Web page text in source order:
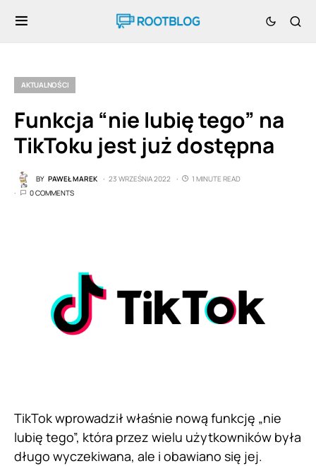
AKTUALNOŚCI
Funkcja “nie lubię tego” na
TikToku jest już dostępna
BY PAWEŁ MAREK 23 WRZEŚNIA 2022
1 MINUTE READ
0 COMMENTS
TikTok wprowadził właśnie nową funkcję „nie
lubię tego”, która przez wielu użytkowników była
długo wyczekiwana, ale i obawiano się jej.